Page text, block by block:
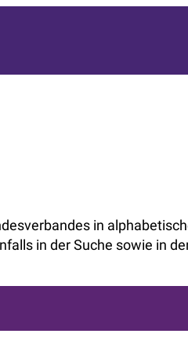
in
in der Suche sowie in